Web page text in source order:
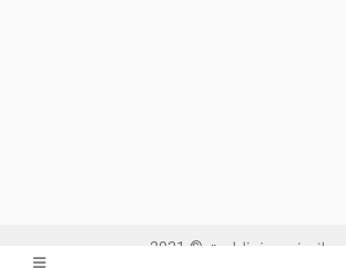
نور محفوظ است © 2021